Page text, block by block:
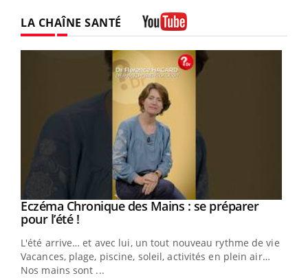
LA CHAÎNE SANTÉ
Youtube
Eczéma Chronique des Mains : se préparer
pour l’été !Youtube
L'été arrive… et avec lui, un tout nouveau rythme de vie !
Vacances, plage, piscine, soleil, activités en plein air…
Nos mains sont ...